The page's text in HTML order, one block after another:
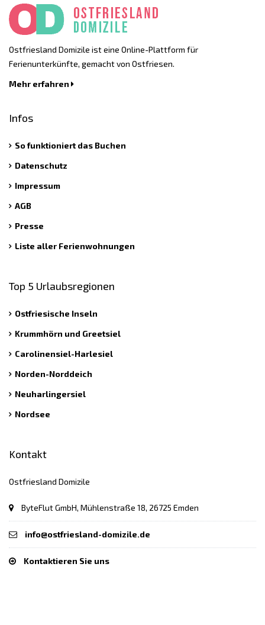
Ostfriesland Domizile ist eine Online-Plattform für
Ferienunterkünfte, gemacht von Ostfriesen.
Mehr erfahren
Infos
So funktioniert das Buchen
Datenschutz
Impressum
AGB
Presse
Liste aller Ferienwohnungen
Top 5 Urlaubsregionen
Ostfriesische Inseln
Krummhörn und Greetsiel
Carolinensiel-Harlesiel
Norden-Norddeich
Neuharlingersiel
Nordsee
Kontakt
Ostfriesland Domizile
ByteFlut GmbH, Mühlenstraße 18, 26725 Emden
info@ostfriesland-domizile.de
Kontaktieren Sie uns